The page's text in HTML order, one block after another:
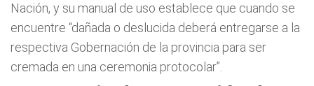
Nación, y su manual de uso establece que cuando se
encuentre “dañada o deslucida deberá entregarse a la
respectiva Gobernación de la provincia para ser
cremada en una ceremonia protocolar”.